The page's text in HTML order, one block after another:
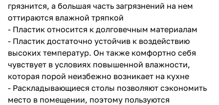
грязнится, а большая часть загрязнений на нем
оттираются влажной тряпкой
- Пластик относится к долговечным материалам
- Пластик достаточно устойчив к воздействию
высоких температур. Он также комфортно себя
чувствует в условиях повышенной влажности,
которая порой неизбежно возникает на кухне
- Раскладывающиеся столы позволяют сэкономить
место в помещении, поэтому пользуются